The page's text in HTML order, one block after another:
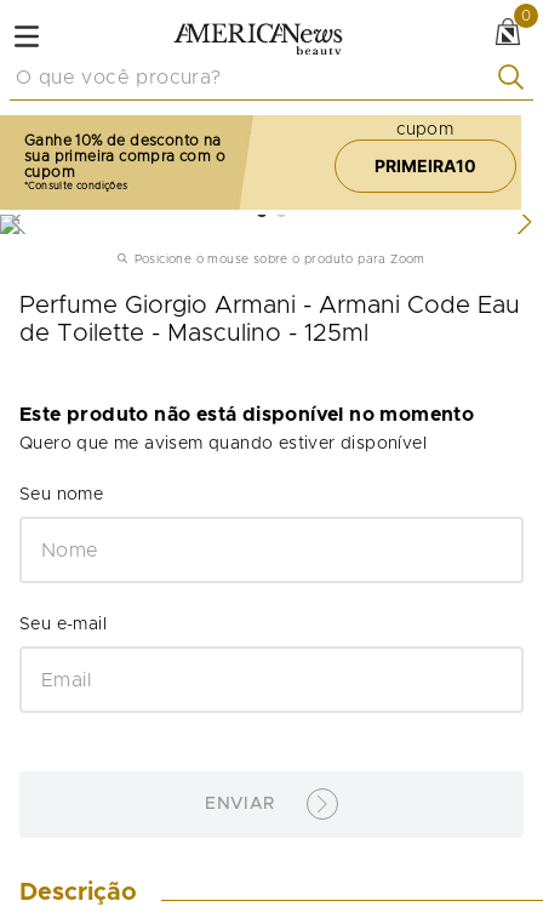
0
Ganhe 10% de desconto na
sua primeira compra com o
cupom
cupom
PRIMEIRA10
Posicione o mouse sobre o produto para Zoom
Perfume Giorgio Armani - Armani Code Eau
de Toilette - Masculino - 125ml
Este produto não está disponível no momento
Quero que me avisem quando estiver disponível
ENVIAR
Descrição